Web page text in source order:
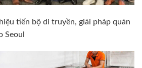
tiến bộ di truyền, giải pháp quản
Seoul